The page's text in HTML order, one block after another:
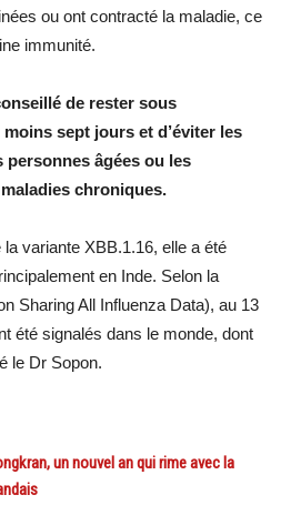
ou ont contracté la maladie, ce
immunité.
de rester sous
sept jours et d’éviter les
âgées ou les
chroniques.
variante XBB.1.16, elle a été
en Inde. Selon la
Sharing All Influenza Data), au 13
été signalés dans le monde, dont
le Dr Sopon.
un nouvel an qui rime avec la